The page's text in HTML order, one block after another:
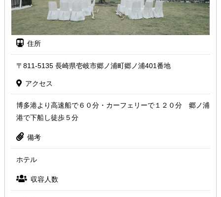
住所
〒811-5135 長崎県壱岐市郷ノ浦町郷ノ浦401番地
アクセス
博多港より高速船で６０分・カーフェリーで１２０分 郷ノ浦
港で下船し徒歩５分
備考
ホテル
収容人数